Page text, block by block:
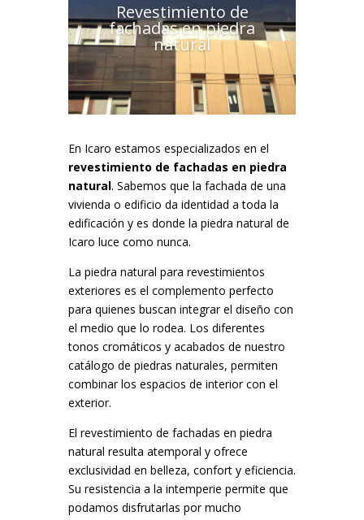
Revestimiento de
fachadas en piedra
natural
En Icaro estamos especializados en el
revestimiento de fachadas en piedra
natural. Sabemos que la fachada de una
vivienda o edificio da identidad a toda la
edificación y es donde la piedra natural de
Icaro luce como nunca.
La piedra natural para revestimientos
exteriores es el complemento perfecto
para quienes buscan integrar el diseño con
el medio que lo rodea. Los diferentes
tonos cromáticos y acabados de nuestro
catálogo de piedras naturales, permiten
combinar los espacios de interior con el
exterior.
El revestimiento de fachadas en piedra
natural resulta atemporal y ofrece
exclusividad en belleza, confort y eficiencia.
Su resistencia a la intemperie permite que
podamos disfrutarlas por mucho